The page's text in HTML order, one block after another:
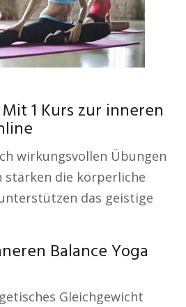
1 Kurs zur inneren
wirkungsvollen Übungen
stärken die körperliche
das geistige
Balance Yoga
Gleichgewicht